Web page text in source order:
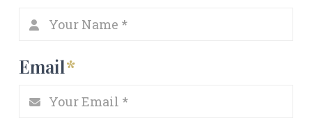
Email*